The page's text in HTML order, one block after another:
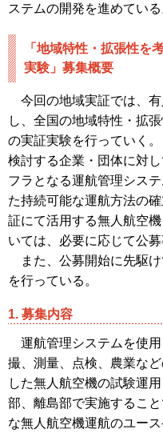
ステムの開発を進めている
「地域特性・拡張性を
実験」募集概要
今回の地域実証では、
し、全国の地域特性・拡
の実証実験を行っていく
検討する企業・団体に対
フラとなる運航管理シス
た持続可能な運航方法の
証にて活用する無人航空
いては、必要に応じて公
また、公募開始に先駆
を行っている。
1. 募集内容
運航管理システムを使
撮、測量、点検、農業な
した無人航空機の試験運
部、離島部で実施するこ
な無人航空機運航のユース